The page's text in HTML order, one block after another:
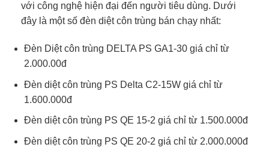
với công nghệ hiện đại đến người tiêu dùng. Dưới
đây là một số đèn diệt côn trùng bán chạy nhất:
Đèn Diệt côn trùng DELTA PS GA1-30 giá chỉ từ
2.000.00đ
Đèn diệt côn trùng PS Delta C2-15W giá chỉ từ
1.600.000đ
Đèn diệt côn trùng PS QE 15-2 giá chỉ từ 1.500.000đ
Đèn diệt côn trùng PS QE 20-2 giá chỉ từ 2.000.000đ